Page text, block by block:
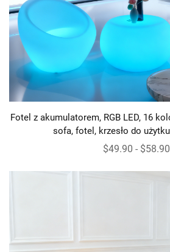
Fotel z akumulatorem, RGB LED, 16
sofa, fotel, krzesło do
$49.90 - $58.90